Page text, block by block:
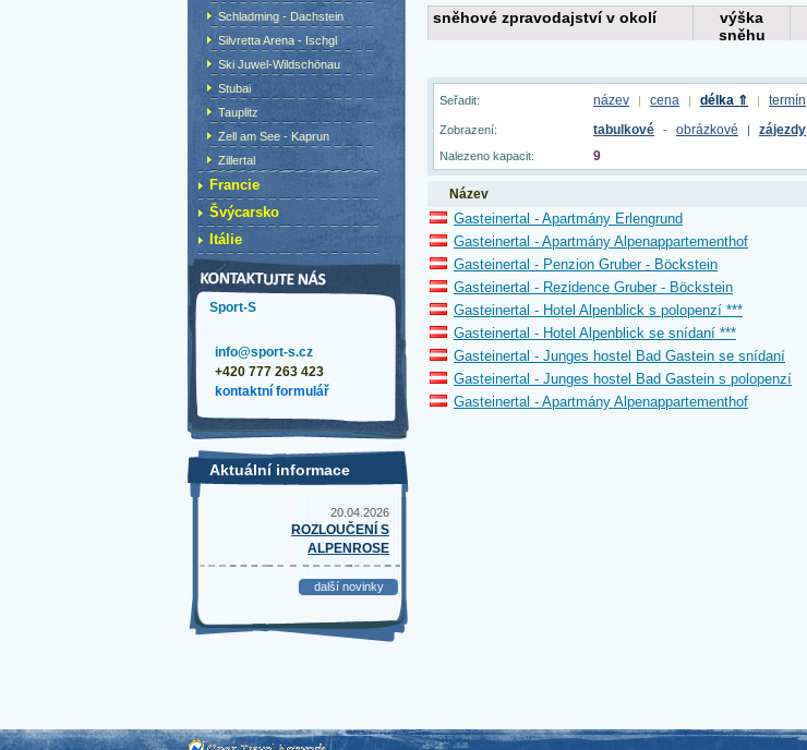
Seřadit: název | cena | délka ⇑ | termín
Zobrazení: tabulkové - obrázkové | zájezdy
Nalezeno kapacit: 9
Název
Gasteinertal - Apartmány Erlengrund
Gasteinertal - Apartmány Alpenappartementhof
Gasteinertal - Penzion Gruber - Böckstein
Gasteinertal - Rezidence Gruber - Böckstein
Gasteinertal - Hotel Alpenblick s polopenzí ***
Gasteinertal - Hotel Alpenblick se snídaní ***
Gasteinertal - Junges hostel Bad Gastein se snídaní
Gasteinertal - Junges hostel Bad Gastein s polopenzí
Gasteinertal - Apartmány Alpenappartementhof
Schladming - Dachstein
Silvretta Arena - Ischgl
Ski Juwel-Wildschönau
Stubai
Tauplitz
Zell am See - Kaprun
Zillertal
Francie
Švýcarsko
Itálie
Sport-S
info@sport-s.cz
+420 777 263 423
kontaktní formulář
Aktuální informace
20.04.2026
ROZLOUČENÍ S
ALPENROSE
další novinky